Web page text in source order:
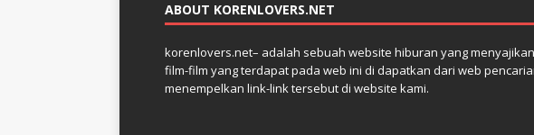
ABOUT KORENLOVERS.NET
korenlovers.net– adalah sebuah website hiburan yang
film-film yang terdapat pada web ini di dapatkan dari web
menempelkan link-link tersebut di website kami.